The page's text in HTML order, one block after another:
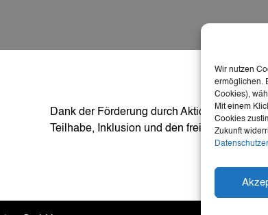
Wir nutzen
ermöglichen.
Cookies),
Mit einem
Cookies
Zukunft
Dank der Förderung durch Aktion Mensch
Teilhabe, Inklusion und den freien Zugang